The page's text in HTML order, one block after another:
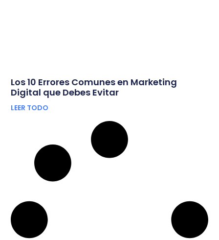
Los 10 Errores Comunes en Marketing
Digital que Debes Evitar
LEER TODO